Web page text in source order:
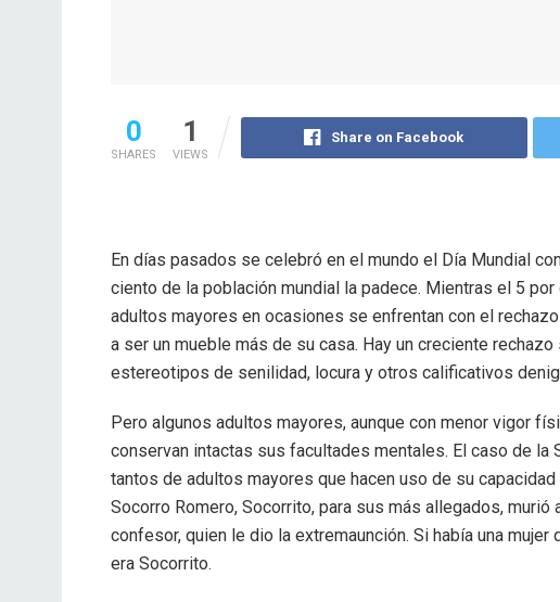
0
SHARES
1
VIEWS
Share on Facebook
En días pasados se celebró en el mundo el Día Mundial
ciento de la población mundial la padece. Mientras el 5
adultos mayores en ocasiones se enfrentan con el
a ser un mueble más de su casa. Hay un creciente
estereotipos de senilidad, locura y otros calificativos
Pero algunos adultos mayores, aunque con menor vigor
conservan intactas sus facultades mentales. El caso de la
tantos de adultos mayores que hacen uso de su
Socorro Romero, Socorrito, para sus más allegados,
confesor, quien le dio la extremaunción. Si había una
era Socorrito.